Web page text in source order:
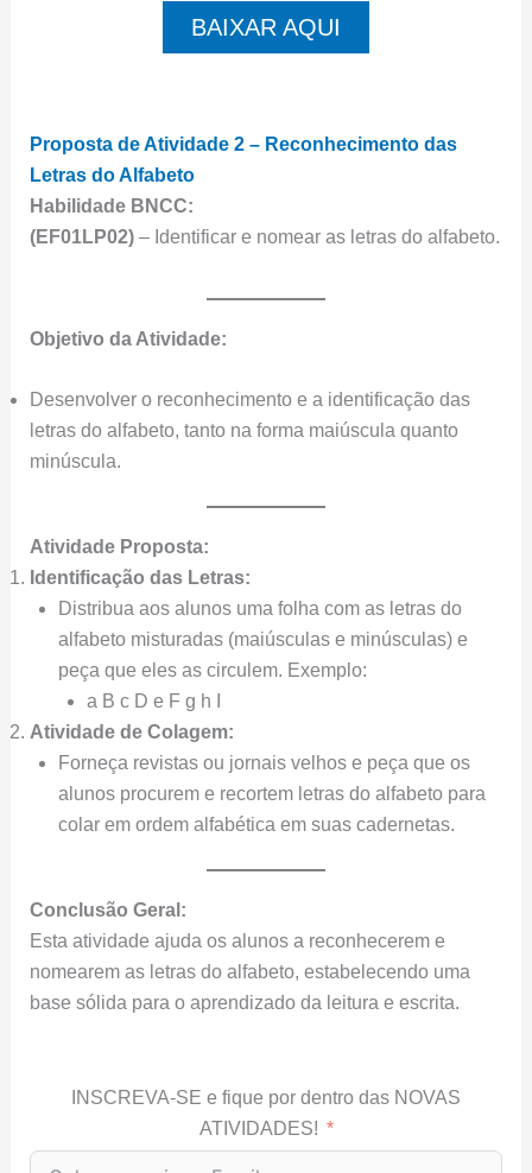
BAIXAR AQUI
Proposta de Atividade 2 – Reconhecimento das
Letras do Alfabeto
Habilidade BNCC:
(EF01LP02)– Identificar e nomear as letras do alfabeto.
Objetivo da Atividade:
Desenvolver o reconhecimento e a identificação das
letras do alfabeto, tanto na forma maiúscula quanto
minúscula.
Atividade Proposta:
Identificação das Letras:
Distribua aos alunos uma folha com as letras do
alfabeto misturadas (maiúsculas e minúsculas) e
peça que eles as circulem. Exemplo:
a B c D e F g h I
Atividade de Colagem:
Forneça revistas ou jornais velhos e peça que os
alunos procurem e recortem letras do alfabeto para
colar em ordem alfabética em suas cadernetas.
Conclusão Geral:
Esta atividade ajuda os alunos a reconhecerem e
nomearem as letras do alfabeto, estabelecendo uma
base sólida para o aprendizado da leitura e escrita.
INSCREVA-SE e fique por dentro das NOVAS
ATIVIDADES!